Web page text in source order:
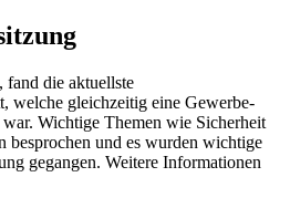
die aktuellste
welche gleichzeitig eine Gewerbe-
Wichtige Themen wie Sicherheit
besprochen und es wurden wichtige
gegangen. Weitere Informationen